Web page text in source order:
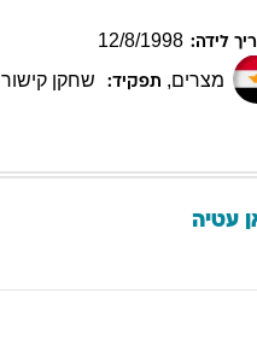
לידה: 12/8/1998
מצרים, תפקיד: שחקן קישור
עטיה